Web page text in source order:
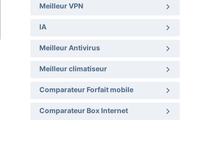
Meilleur VPN
IA
Meilleur Antivirus
Meilleur climatiseur
Comparateur Forfait mobile
Comparateur Box Internet